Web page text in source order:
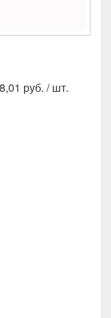
руб. / шт.